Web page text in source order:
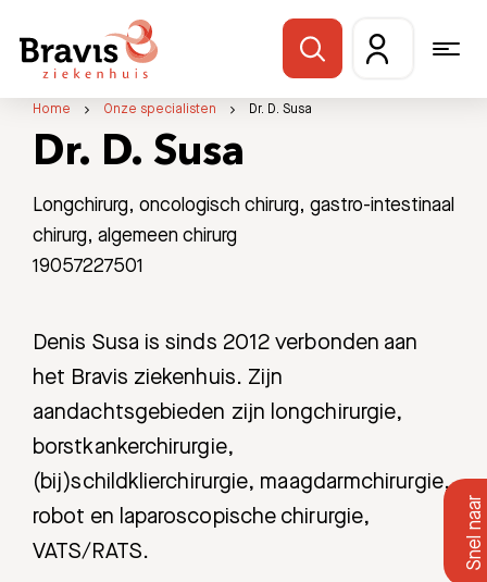
Home Onze specialisten Dr. D. Susa
Dr. D. Susa
Longchirurg, oncologisch chirurg, gastro-intestinaal
chirurg, algemeen chirurg
19057227501
Denis Susa is sinds 2012 verbonden aan
het Bravis ziekenhuis. Zijn
aandachtsgebieden zijn longchirurgie,
borstkankerchirurgie,
(bij)schildklierchirurgie, maagdarmchirurgie,
robot en laparoscopische chirurgie,
VATS/RATS.